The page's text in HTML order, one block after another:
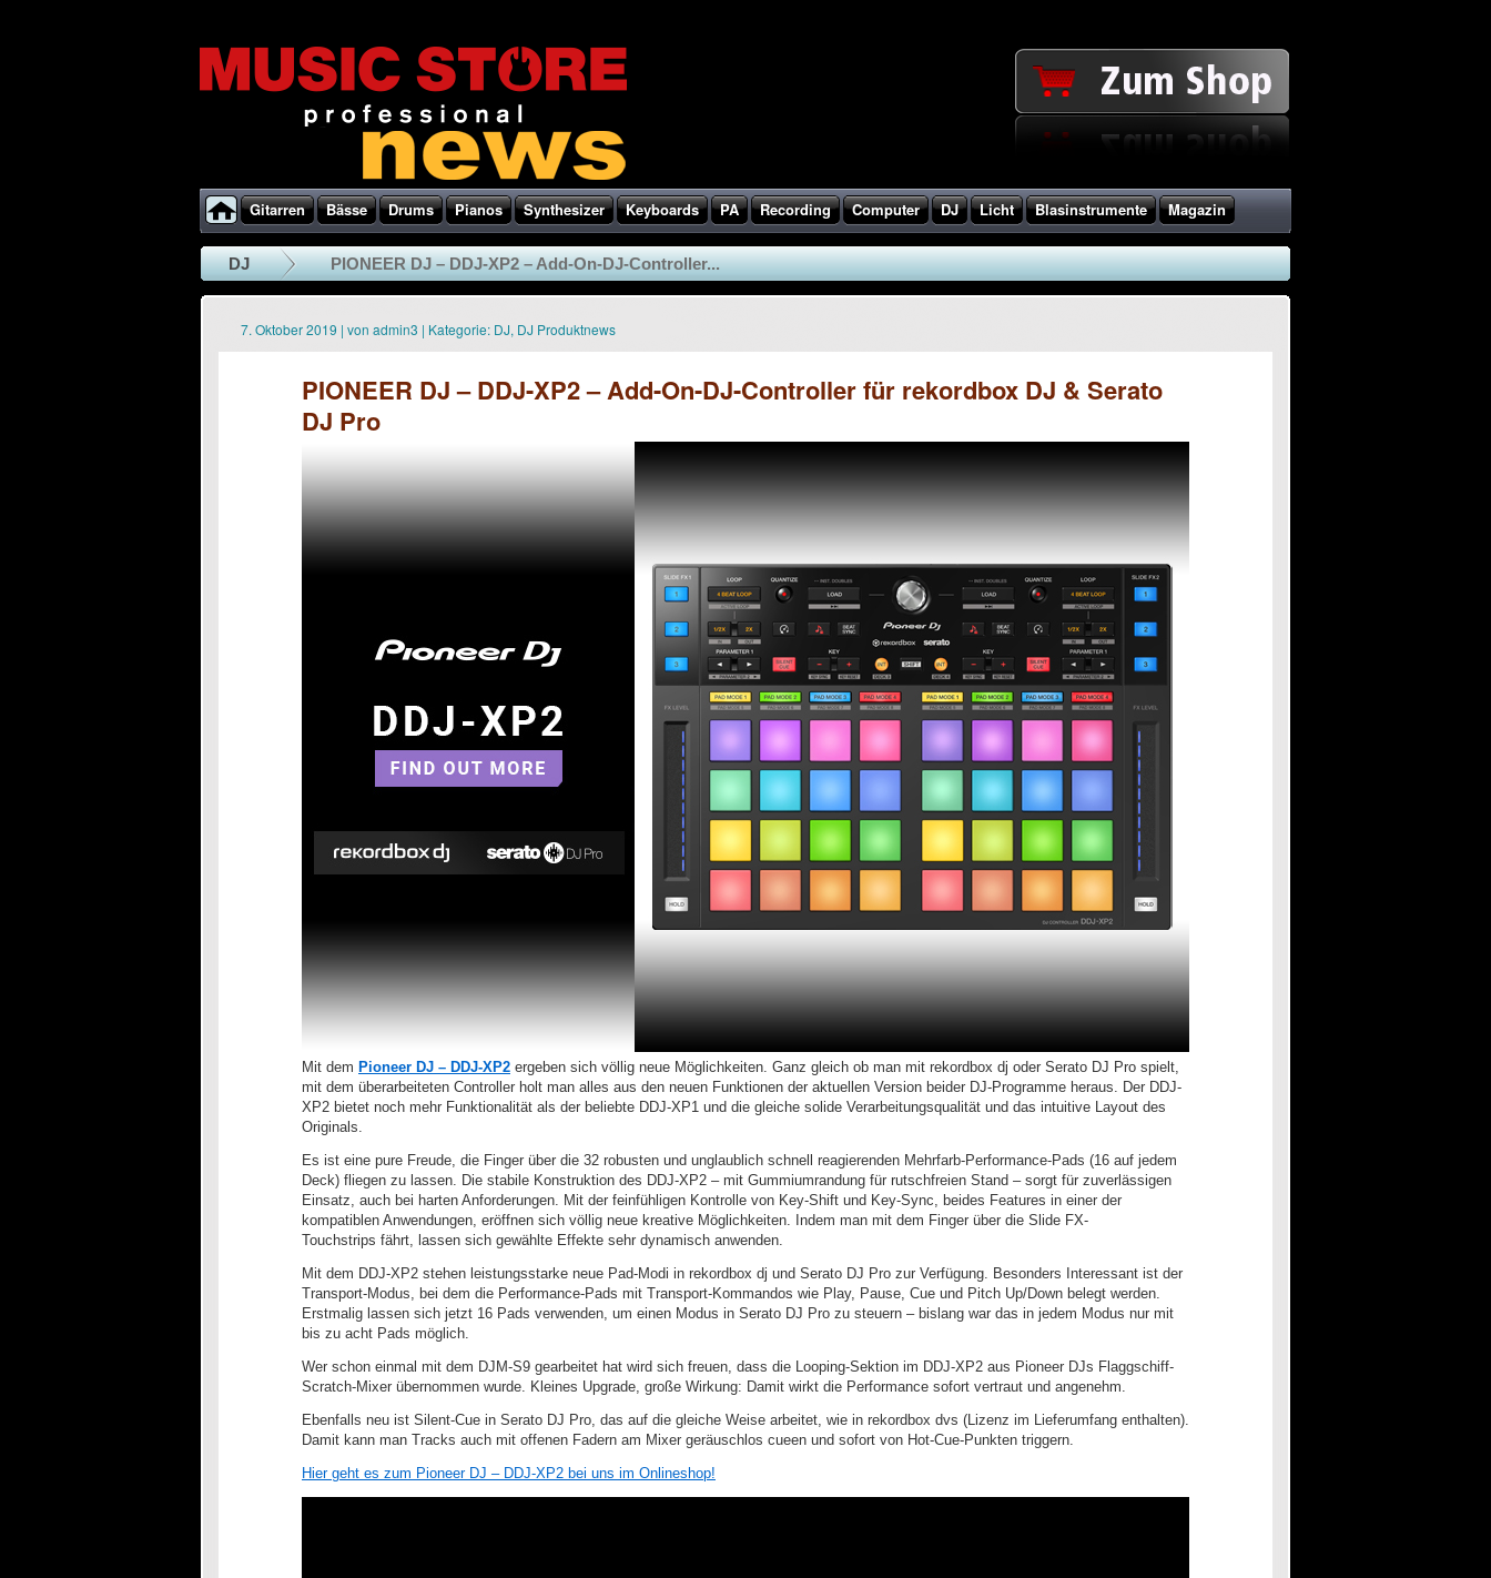
Gitarren Bässe Drums Pianos Synthesizer Keyboards PA Recording Computer DJ Licht Blasinstrumente Magazin
DJ PIONEER DJ – DDJ-XP2 – Add-On-DJ-Controller...
7. Oktober 2019 | von admin3 | Kategorie: DJ, DJ Produktnews
PIONEER DJ – DDJ-XP2 – Add-On-DJ-Controller für rekordbox DJ & Serato
DJ Pro
Mit dem Pioneer DJ – DDJ-XP2 ergeben sich völlig neue Möglichkeiten. Ganz gleich ob man mit rekordbox dj oder Serato DJ Pro spielt,
mit dem überarbeiteten Controller holt man alles aus den neuen Funktionen der aktuellen Version beider DJ-Programme heraus. Der DDJ-
XP2 bietet noch mehr Funktionalität als der beliebte DDJ-XP1 und die gleiche solide Verarbeitungsqualität und das intuitive Layout des
Originals.
Es ist eine pure Freude, die Finger über die 32 robusten und unglaublich schnell reagierenden Mehrfarb-Performance-Pads (16 auf jedem
Deck) fliegen zu lassen. Die stabile Konstruktion des DDJ-XP2 – mit Gummiumrandung für rutschfreien Stand – sorgt für zuverlässigen
Einsatz, auch bei harten Anforderungen. Mit der feinfühligen Kontrolle von Key-Shift und Key-Sync, beides Features in einer der
kompatiblen Anwendungen, eröffnen sich völlig neue kreative Möglichkeiten. Indem man mit dem Finger über die Slide FX-
Touchstrips fährt, lassen sich gewählte Effekte sehr dynamisch anwenden.
Mit dem DDJ-XP2 stehen leistungsstarke neue Pad-Modi in rekordbox dj und Serato DJ Pro zur Verfügung. Besonders Interessant ist der
Transport-Modus, bei dem die Performance-Pads mit Transport-Kommandos wie Play, Pause, Cue und Pitch Up/Down belegt werden.
Erstmalig lassen sich jetzt 16 Pads verwenden, um einen Modus in Serato DJ Pro zu steuern – bislang war das in jedem Modus nur mit
bis zu acht Pads möglich.
Wer schon einmal mit dem DJM-S9 gearbeitet hat wird sich freuen, dass die Looping-Sektion im DDJ-XP2 aus Pioneer DJs Flaggschiff-
Scratch-Mixer übernommen wurde. Kleines Upgrade, große Wirkung: Damit wirkt die Performance sofort vertraut und angenehm.
Ebenfalls neu ist Silent-Cue in Serato DJ Pro, das auf die gleiche Weise arbeitet, wie in rekordbox dvs (Lizenz im Lieferumfang enthalten).
Damit kann man Tracks auch mit offenen Fadern am Mixer geräuschlos cueen und sofort von Hot-Cue-Punkten triggern.
Hier geht es zum Pioneer DJ – DDJ-XP2 bei uns im Onlineshop!